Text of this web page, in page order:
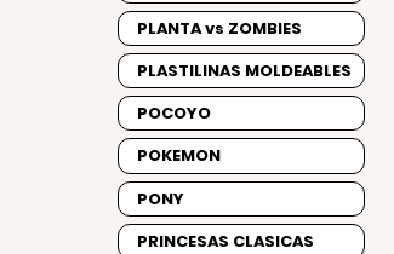
PLANTA vs ZOMBIES
PLASTILINAS MOLDEABLES
POCOYO
POKEMON
PONY
PRINCESAS CLASICAS